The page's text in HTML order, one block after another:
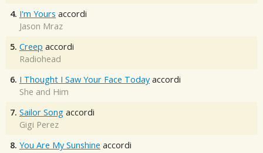
4. I'm Yours accordi
Jason Mraz
5. Creep accordi
Radiohead
6. I Thought I Saw Your Face Today accordi
She and Him
7. Sailor Song accordi
Gigi Perez
8. You Are My Sunshine accordi